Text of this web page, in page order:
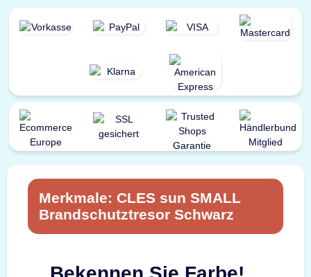
Merkmale: CLES sun SMALL
Brandschutztresor Schwarz